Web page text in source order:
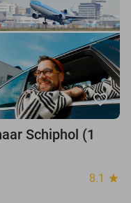
favorite_border
Schiphol (1
8.1 star